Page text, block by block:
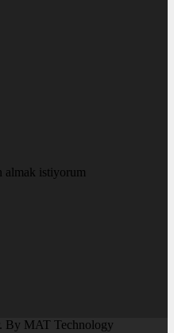
almak istiyorum
By MAT Technology